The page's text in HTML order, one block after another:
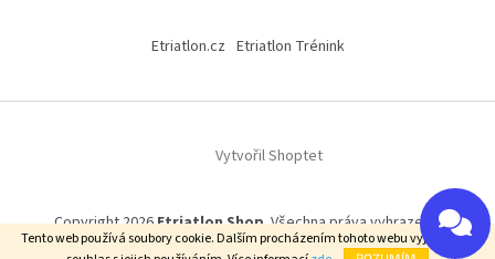
Tento web používá soubory cookie. Dalším procházením tohoto webu vyjadřujete
Etriatlon.cz Etriatlon Trénink
Vytvořil Shoptet
Copyright 2026Etriatlon Shop. Všechna práva vyhrazena.